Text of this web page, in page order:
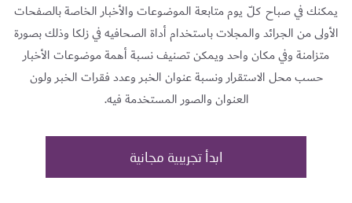
يمكنك في صباح كلّ يوم متابعة الموضوعات والأخبار الخاصة بالصفحات
الأولى من الجرائد والمجلات باستخدام أداة الصحافیه في زلكا وذلك بصورة
متزامنة وفي مكان واحد ويمكن تصنيف نسبة أهمة موضوعات الأخبار
حسب محل الاستقرار ونسبة عنوان الخبر وعدد فقرات الخبر ولون
العنوان والصور المستخدمة فيه.
ابدأ تجريبية مجانية